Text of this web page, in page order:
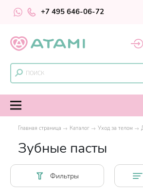
+7 495 646-06-72
Главная страница Каталог Уход за телом
Зубные пасты
Фильтры